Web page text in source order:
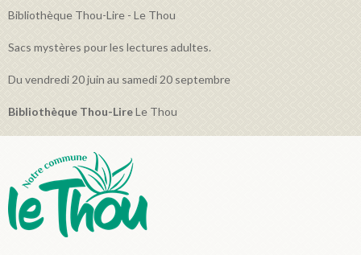
Bibliothèque Thou-Lire - Le Thou
Sacs mystères pour les lectures adultes.
Du vendredi 20 juin au samedi 20 septembre
Bibliothèque Thou-LireLe Thou